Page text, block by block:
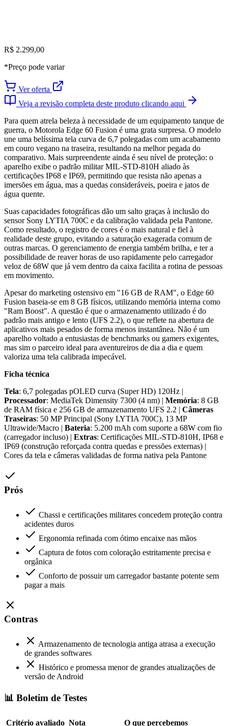
R$ 2.299,00
*Preço pode variar
Ver oferta
Veja a revisão completa deste produto clicando aqui
Para quem atrela beleza à necessidade de um equipamento tanque de
guerra, o Motorola Edge 60 Fusion é uma grata surpresa. O modelo
une uma belíssima tela curva de 6,7 polegadas com um acabamento
em couro vegano na traseira, resultando na melhor pegada do
comparativo. Mais surpreendente ainda é seu nível de proteção: o
aparelho exibe o padrão militar MIL-STD-810H aliado às
certificações IP68 e IP69, permitindo que resista não apenas a
imersões em água, mas a quedas consideráveis, poeira e jatos de
água quente.
Suas capacidades fotográficas dão um salto graças à inclusão do
sensor Sony LYTIA 700C e da calibração validada pela Pantone.
Como resultado, o registro de cores é o mais natural e fiel à
realidade deste grupo, evitando a saturação exagerada comum de
outras marcas. O gerenciamento de energia também brilha, e ter a
possibilidade de reaver horas de uso rapidamente pelo carregador
veloz de 68W que já vem dentro da caixa facilita a rotina de pessoas
em movimento.
Apesar do marketing ostensivo em "16 GB de RAM", o Edge 60
Fusion baseia-se em 8 GB físicos, utilizando memória interna como
"Ram Boost". A questão é que o armazenamento utilizado é do
padrão mais antigo e lento (UFS 2.2), o que reflete na abertura de
aplicativos mais pesados de forma menos instantânea. Não é um
aparelho voltado a entusiastas de benchmarks ou gamers exigentes,
mas sim o parceiro ideal para aventureiros de dia a dia e quem
valoriza uma tela calibrada impecável.
Ficha técnica
Tela: 6,7 polegadas pOLED curva (Super HD) 120Hz |
Processador: MediaTek Dimensity 7300 (4 nm) | Memória: 8 GB
de RAM física e 256 GB de armazenamento UFS 2.2 | Câmeras
Traseiras: 50 MP Principal (Sony LYTIA 700C), 13 MP
Ultrawide/Macro | Bateria: 5.200 mAh com suporte a 68W com fio
(carregador incluso) | Extras: Certificações MIL-STD-810H, IP68 e
IP69 (construção reforçada contra quedas e pressões externas) |
Cores da tela e câmeras validadas de forma nativa pela Pantone
Prós
Chassi e certificações militares concedem proteção contra
acidentes duros
Ergonomia refinada com ótimo encaixe nas mãos
Captura de fotos com coloração estritamente precisa e
orgânica
Conforto de possuir um carregador bastante potente sem
pagar a mais
Contras
Armazenamento de tecnologia antiga atrasa a execução
de grandes softwares
Histórico e promessa menor de grandes atualizações de
versão de Android
📊 Boletim de Testes
Critério avaliado Nota O que percebemos